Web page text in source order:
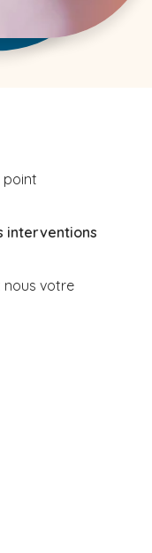
point
interventions
nous votre